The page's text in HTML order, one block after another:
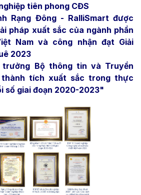
tiên phong CĐS
Rạng Đông - RalliSmart được
pháp xuất sắc của ngành phần
Nam và công nhận đạt Giải
2023
trưởng Bộ thông tin và Truyền
tích xuất sắc trong thực
số giai đoạn 2020-2023"